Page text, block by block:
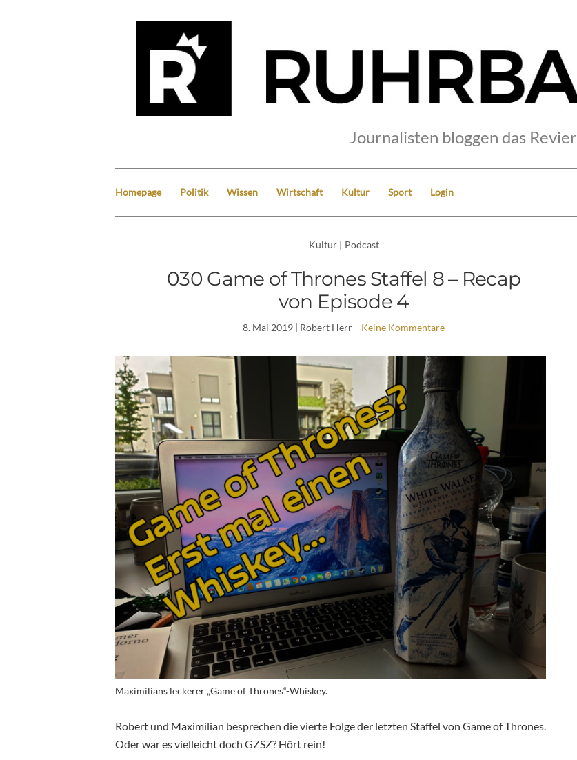
Journalisten bloggen das Revier
Homepage Politik Wissen Wirtschaft Kultur Sport Login
Kultur | Podcast
030 Game of Thrones Staffel 8 – Recap
von Episode 4
8. Mai 2019 | Robert Herr Keine Kommentare
Maximilians leckerer „Game of Thrones“-Whiskey.
Robert und Maximilian besprechen die vierte Folge der letzten Staffel von Game of Thrones.
Oder war es vielleicht doch GZSZ? Hört rein!